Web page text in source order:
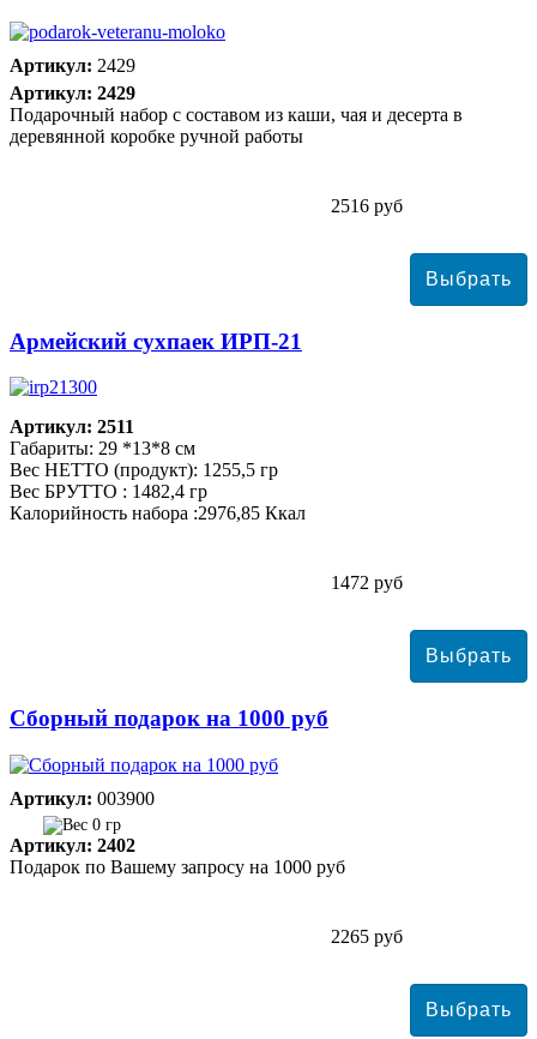
Артикул: 2429
Артикул: 2429
Подарочный набор с составом из каши, чая и десерта в
деревянной коробке ручной работы
2516 руб
Армейский сухпаек ИРП-21
Артикул: 2511
Габариты: 29 *13*8 см
Вес НЕТТО (продукт): 1255,5 гр
Вес БРУТТО : 1482,4 гр
Калорийность набора :2976,85 Ккал
1472 руб
Сборный подарок на 1000 руб
Артикул: 003900
0 гр
Артикул: 2402
Подарок по Вашему запросу на 1000 руб
2265 руб